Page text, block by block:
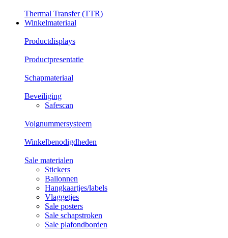
Thermal Transfer (TTR)
Winkelmateriaal
Productdisplays
Productpresentatie
Schapmateriaal
Beveiliging
Safescan
Volgnummersysteem
Winkelbenodigdheden
Sale materialen
Stickers
Ballonnen
Hangkaartjes/labels
Vlaggetjes
Sale posters
Sale schapstroken
Sale plafondborden